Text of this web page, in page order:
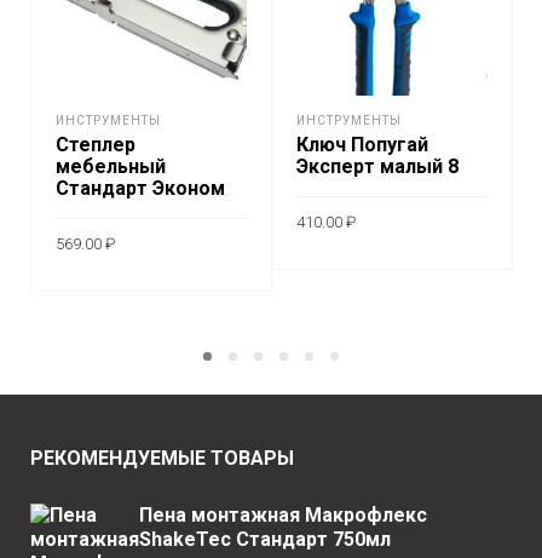
ИНСТРУМЕНТЫ
Степлер
мебельный
Стандарт Эконом
569.00 ₽
ИНСТРУМЕНТЫ
Ключ Попугай
Эксперт малый 8
410.00 ₽
РЕКОМЕНДУЕМЫЕ ТОВАРЫ
Пена монтажная Макрофлекс
ShakeTec Стандарт 750мл